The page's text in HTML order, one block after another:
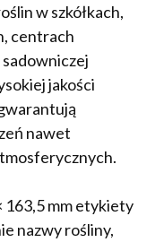
w szkółkach,
centrach
jakości
nawet
163,5 mm etykiety
nazwy rośliny,